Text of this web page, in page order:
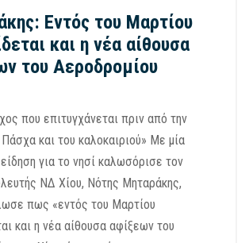
Εντός του Μαρτίου
και η νέα αίθουσα
του Αεροδρομίου
που επιτυγχάνεται πριν από την
και του καλοκαιριού» Με μία
για το νησί καλωσόρισε τον
ΝΔ Χίου, Νότης Μηταράκης,
πως «εντός του Μαρτίου
και η νέα αίθουσα αφίξεων του